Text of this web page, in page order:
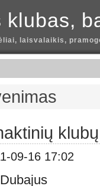
laisvalaikis,
klubų
09-16 17:02